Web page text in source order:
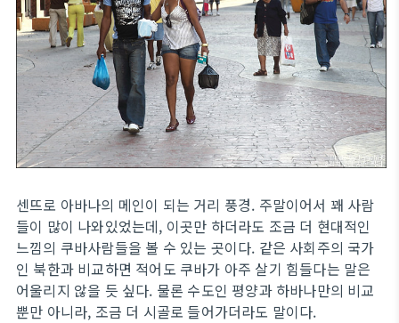
센뜨로 아바나의 메인이 되는 거리 풍경. 주말이어서 꽤 사람
들이 많이 나와있었는데, 이곳만 하더라도 조금 더 현대적인
느낌의 쿠바사람들을 볼 수 있는 곳이다. 같은 사회주의 국가
인 북한과 비교하면 적어도 쿠바가 아주 살기 힘들다는 말은
어울리지 않을 듯 싶다. 물론 수도인 평양과 하바나만의 비교
뿐만 아니라, 조금 더 시골로 들어가더라도 말이다.